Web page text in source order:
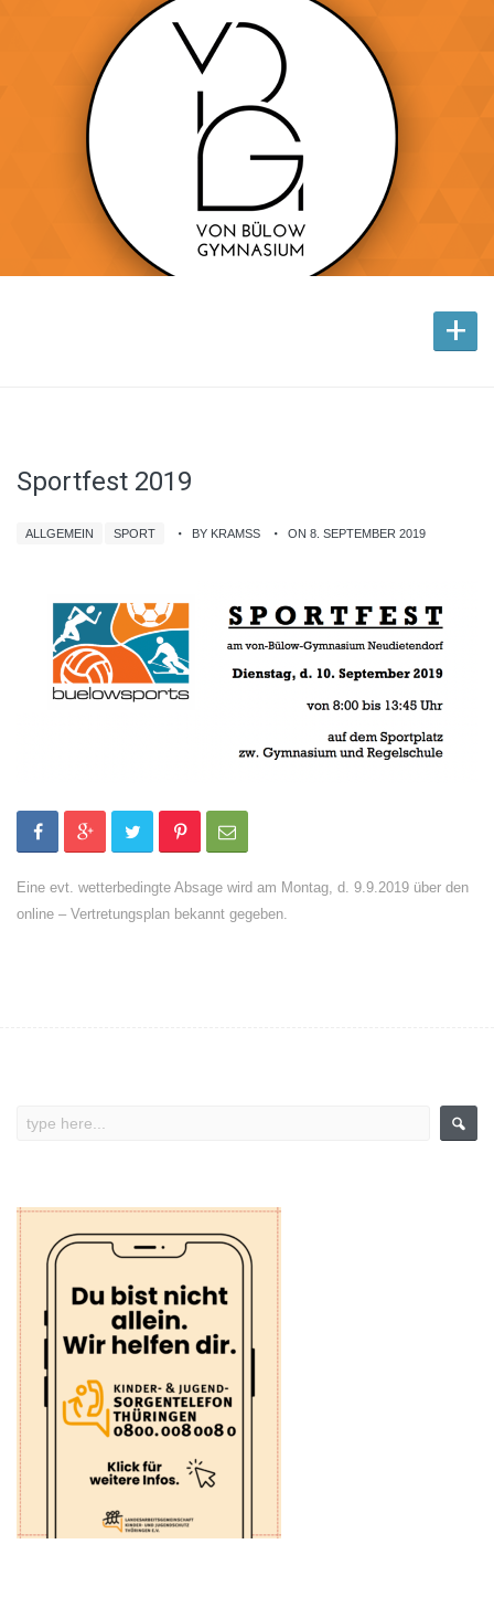
+
Sportfest 2019
ALLGEMEIN SPORT BY KRAMSS ON 8. SEPTEMBER 2019
Eine evt. wetterbedingte Absage wird am Montag, d. 9.9.2019 über den
online – Vertretungsplan bekannt gegeben.